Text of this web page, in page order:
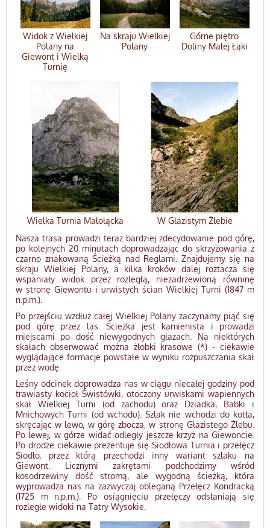
Widok z Wielkiej
Polany na
Giewont i Wielką
Turnię
Na skraju Wielkiej
Polany
Górne piętro
Doliny Małej Łąki
Wielka Turnia Małołącka
W Głazistym Żlebie
Nasza trasa prowadzi teraz bardziej zdecydowanie pod górę,
po kolejnych 20 minutach doprowadzając do skrzyżowania z
czarno znakowaną Ścieżką nad Reglami. Znajdujemy się na
skraju Wielkiej Polany, a kilka kroków dalej roztacza się
wspaniały widok przez rozległą, niezadrzewioną równinę
w stronę Giewontu i urwistych ścian Wielkiej Turni (1847 m
n.p.m.).
Po przejściu wzdłuż całej Wielkiej Polany zaczynamy piąć się
pod górę przez las. Ścieżka jest kamienista i prowadzi
miejscami po dość niewygodnych głazach. Na niektórych
skałach obserwować można żłobki krasowe (*) - ciekawie
wyglądające formacje powstałe w wyniku rozpuszczania skał
przez wodę.
Leśny odcinek doprowadza nas w ciągu niecałej godziny pod
trawiasty kocioł Świstówki, otoczony urwiskami wapiennych
skał Wielkiej Turni (od zachodu) oraz Dziadka, Babki i
Mnichowych Turni (od wchodu). Szlak nie wchodzi do kotła,
skręcając w lewo, w górę zbocza, w stronę Głazistego Żlebu.
Po lewej, w górze widać odległy jeszcze krzyż na Giewoncie.
Po drodze ciekawie prezentuje się Siodłowa Turnia i przełęcz
Siodło, przez którą przechodzi inny wariant szlaku na
Giewont. Licznymi zakrętami podchodzimy wśród
kosodrzewiny dość stromą, ale wygodną ścieżką, która
wyprowadza nas na zazwyczaj obleganą Przełęcz Kondracką
(1725 m n.p.m.). Po osiągnięciu przełęczy odsłaniają się
rozległe widoki na Tatry Wysokie.